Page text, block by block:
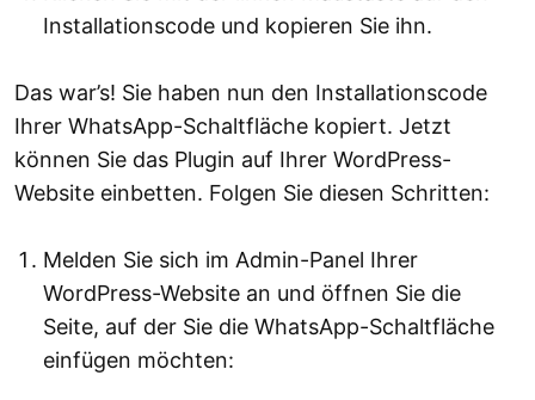
Installationscode und kopieren Sie ihn.
Das war’s! Sie haben nun den Installationscode
Ihrer WhatsApp-Schaltfläche kopiert. Jetzt
können Sie das Plugin auf Ihrer WordPress-
Website einbetten. Folgen Sie diesen Schritten:
Melden Sie sich im Admin-Panel Ihrer
WordPress-Website an und öffnen Sie die
Seite, auf der Sie die WhatsApp-Schaltfläche
einfügen möchten: